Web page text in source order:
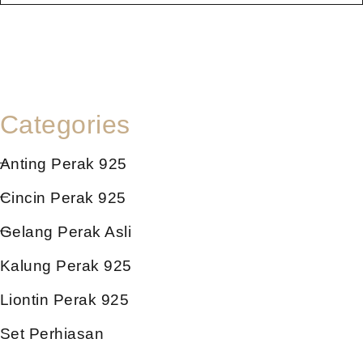
Categories
Anting Perak 925
Cincin Perak 925
Gelang Perak Asli
Kalung Perak 925
Liontin Perak 925
Set Perhiasan